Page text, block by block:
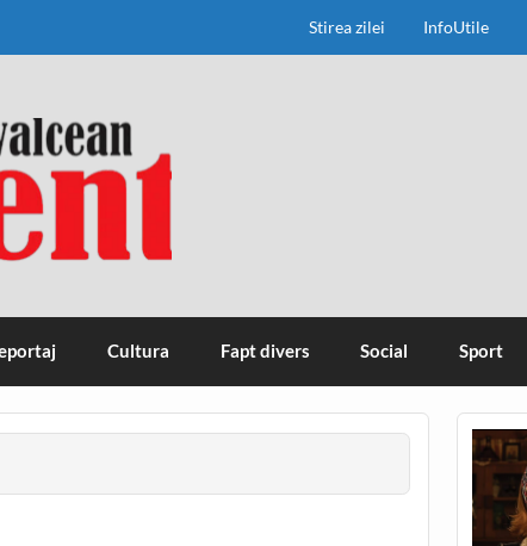
Stirea zilei InfoUtile
Cultura Fapt divers Social Sport